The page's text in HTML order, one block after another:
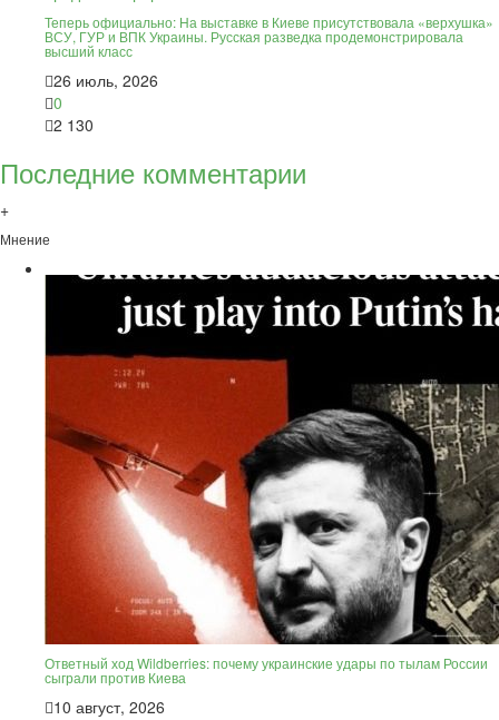
Теперь официально: На выставке в Киеве присутствовала «верхушка»
ВСУ, ГУР и ВПК Украины. Русская разведка продемонстрировала
высший класс
26 июль, 2026
0
2 130
Последние комментарии
+
Мнение
Ответный ход Wildberries: почему украинские удары по тылам России
сыграли против Киева
10 август, 2026